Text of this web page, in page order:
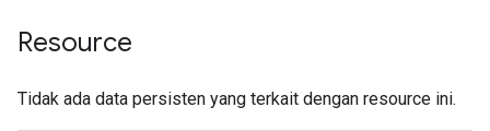
Resource
Tidak ada data persisten yang terkait dengan resource ini.